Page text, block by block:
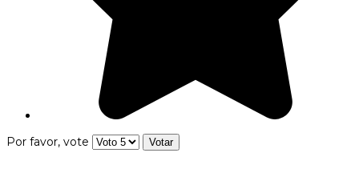
Por favor, vote